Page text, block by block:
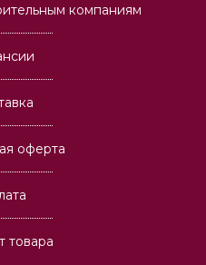
компаниям
оферта
товара